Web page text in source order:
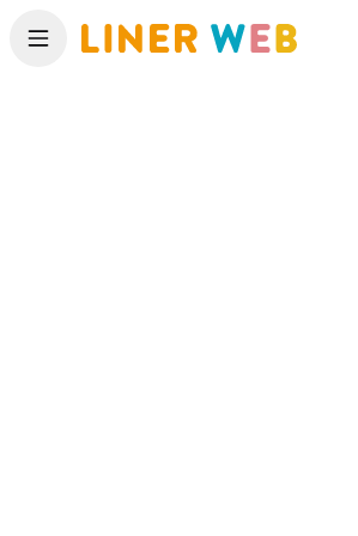
メニュー